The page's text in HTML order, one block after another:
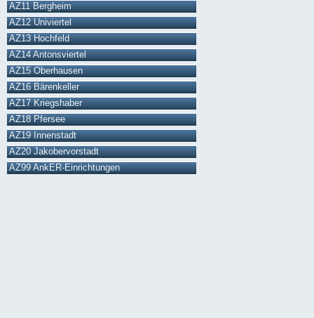
AZ11 Bergheim
AZ12 Univiertel
AZ13 Hochfeld
AZ14 Antonsviertel
AZ15 Oberhausen
AZ16 Bärenkeller
AZ17 Kriegshaber
AZ18 Pfersee
AZ19 Innenstadt
AZ20 Jakobervorstadt
AZ99 AnkER-Einrichtungen